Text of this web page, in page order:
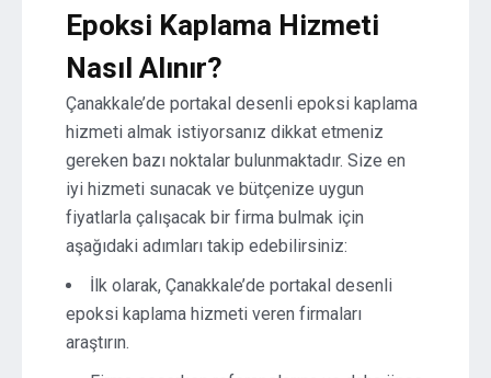
Epoksi Kaplama Hizmeti
Nasıl Alınır?
Çanakkale’de portakal desenli epoksi kaplama
hizmeti almak istiyorsanız dikkat etmeniz
gereken bazı noktalar bulunmaktadır. Size en
iyi hizmeti sunacak ve bütçenize uygun
fiyatlarla çalışacak bir firma bulmak için
aşağıdaki adımları takip edebilirsiniz:
İlk olarak, Çanakkale’de portakal desenli
epoksi kaplama hizmeti veren firmaları
araştırın.